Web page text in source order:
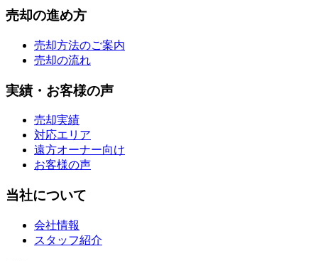
売却の進め方
売却方法のご案内
売却の流れ
実績・お客様の声
売却実績
対応エリア
遠方オーナー向け
お客様の声
当社について
会社情報
スタッフ紹介